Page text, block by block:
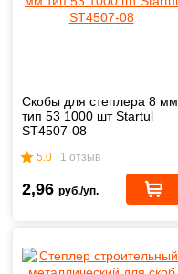
Скобы для степлера 8 мм
тип 53 1000 шт Startul
ST4507-08
5.0 1 отзыв
2,96 руб./уп.